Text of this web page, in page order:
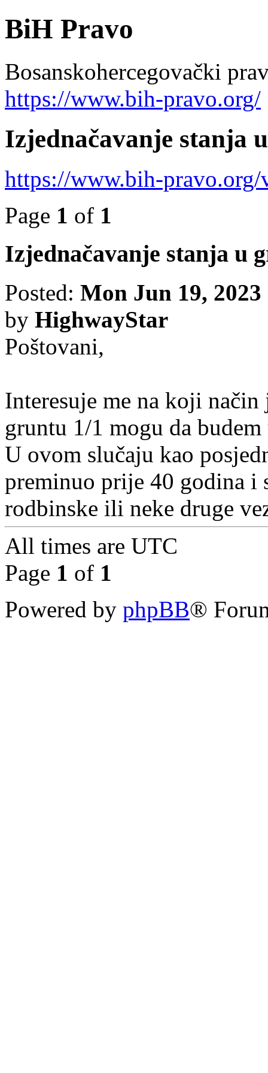
BiH Pravo
Bosanskohercegovački
https://www.bih-pravo.org/
Izjednačavanje stanja
https://www.bih-
Page 1 of 1
Izjednačavanje stanja u
Posted: Mon Jun 19, 2023
by HighwayStar
Poštovani,
Interesuje me na koji
gruntu 1/1 mogu da
U ovom slučaju kao
preminuo prije 40 godina i
rodbinske ili neke druge
All times are UTC
Page 1 of 1
Powered by phpBB®